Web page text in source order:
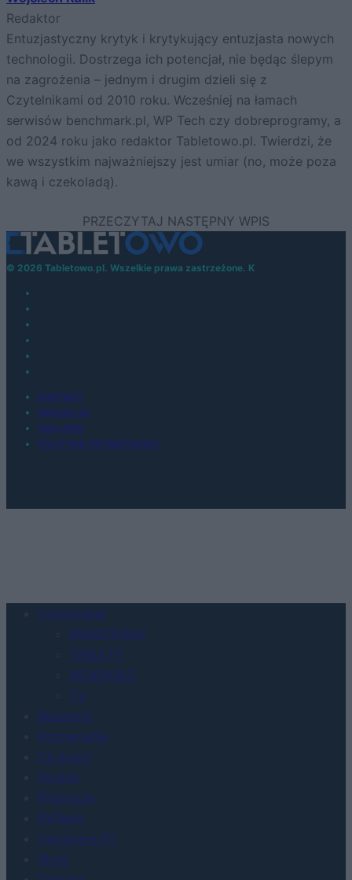
Redaktor
Entuzjastyczny krytyk i krytykujący entuzjasta nowych
technologii. Dostrzega ich potencjał, nie będąc ślepym
na zagrożenia – jednym i drugim dzieli się z
Czytelnikami od 2010 roku. Wcześniej na łamach
serwisów benchmark.pl, WP Tech czy dobreprogramy, a
od 2024 roku jako redaktor Tabletowo.pl. Twierdzi, że
we wszystkim najważniejszy jest umiar (no, może poza
kawą i czekoladą).
© 2026 Tabletowo.pl. Wszelkie prawa zastrzeżone. K
KONTAKT
REDAKCJA
REKLAMA
POLITYKA PRYWATNOŚCI
Urządzenia
SMARTFONY
TABLETY
WEARABLE
TV
Recenzje
Porównania
Co kupić
Porady
Promocje
FinTech
Hardware PC
Moto